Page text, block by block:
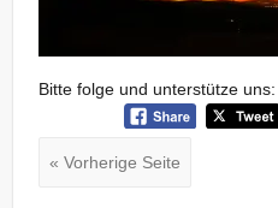
Bitte folge und unterstütze uns:
« Vorherige Seite